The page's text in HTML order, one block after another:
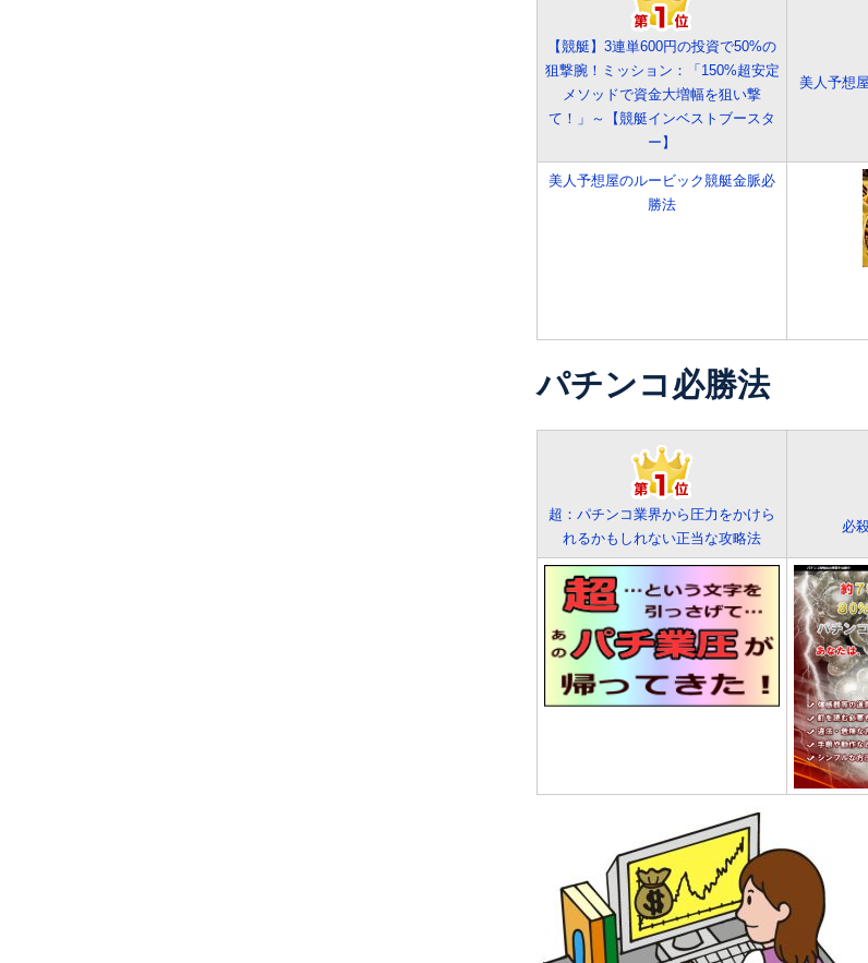
【競艇】3連単600円の投資で50%の
狙撃腕！ミッション：「150%超安定
メソッドで資金大増幅を狙い撃
て！」～【競艇インベストブースタ
ー】
美人予想
美人予想屋のルービック競艇金脈必
勝法
パチンコ必勝法
超：パチンコ業界から圧力をかけら
れるかもしれない正当な攻略法
必